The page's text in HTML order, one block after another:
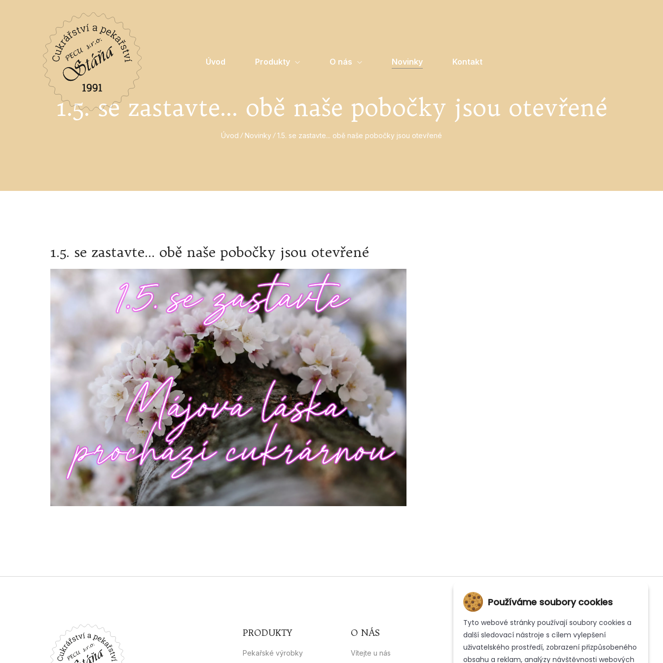
Úvod Produkty O nás Novinky Kontakt
1.5. se zastavte... obě naše pobočky jsou otevřené
Úvod Novinky 1.5. se zastavte... obě naše pobočky jsou otevřené
1.5. se zastavte... obě naše pobočky jsou otevřené
PRODUKTY
Pekařské výrobky
O NÁS
Vítejte u nás
INFORMACE
Používáme soubory cookies
Tyto webové stránky používají soubory cookies a
další sledovací nástroje s cílem vylepšení
uživatelského prostředí, zobrazení přizpůsobeného
obsahu a reklam, analýzy návštěvnosti webových